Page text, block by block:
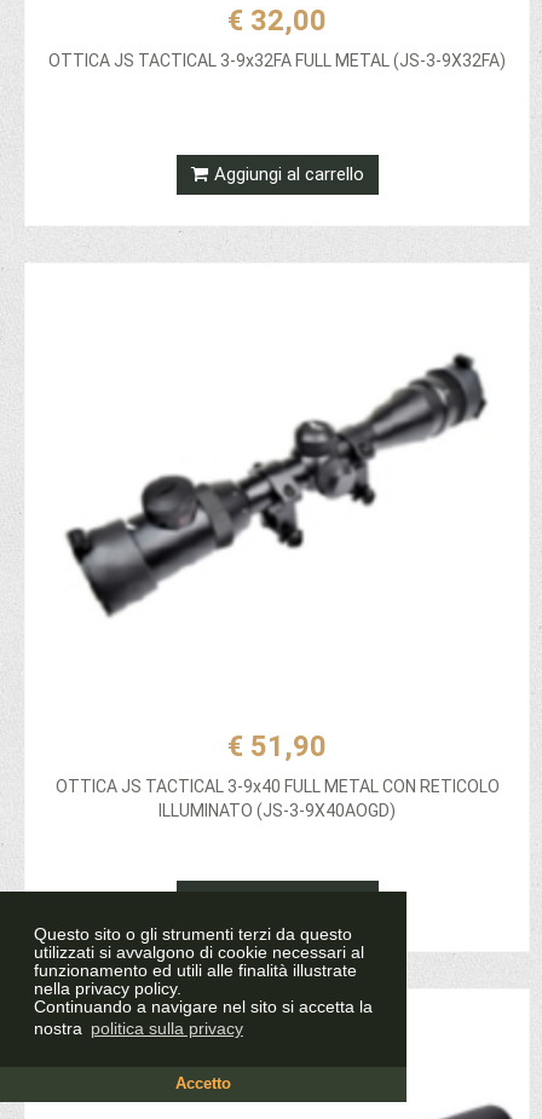
Questo sito o gli strumenti terzi da questo
utilizzati si avvalgono di cookie necessari al
funzionamento ed utili alle finalità illustrate
nella privacy policy.
Continuando a navigare nel sito si accetta la
nostra politica sulla privacy
Accetto
€ 32,00
OTTICA JS TACTICAL 3-9x32FA FULL METAL (JS-3-9X32FA)
Aggiungi al carrello
€ 51,90
OTTICA JS TACTICAL 3-9x40 FULL METAL CON RETICOLO
ILLUMINATO (JS-3-9X40AOGD)